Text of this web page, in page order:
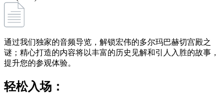
通过我们独家的音频导览，解锁宏伟的多尔玛巴赫切宫殿之
谜；精心打造的内容将以丰富的历史见解和引人入胜的故事，
提升您的参观体验。
轻松入场：